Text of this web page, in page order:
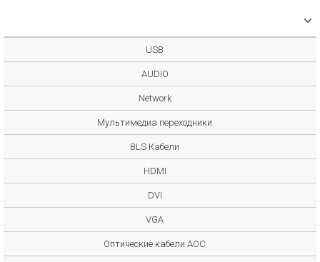
USB
AUDIO
Network
Мультимедиа переходники
BLS Кабели
HDMI
DVI
VGA
Оптические кабели AOC